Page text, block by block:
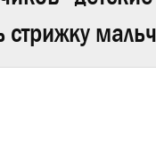
стрижку